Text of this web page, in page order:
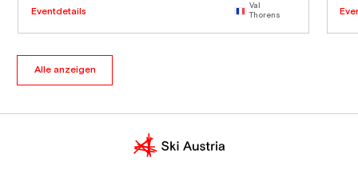
Eventdetails
Val
Thorens
Alle anzeigen